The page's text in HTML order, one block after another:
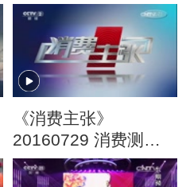
《消费主张》
20160729 消费测评
——海淘奶粉安全吗